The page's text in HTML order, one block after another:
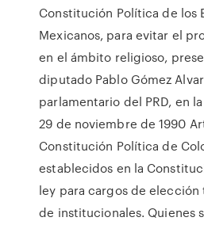
Constitución Política de los
Mexicanos, para evitar el
en el ámbito religioso,
diputado Pablo Gómez
parlamentario del PRD, en
29 de noviembre de 1990
Constitución Política de
establecidos en la
ley para cargos de
de institucionales. Quienes